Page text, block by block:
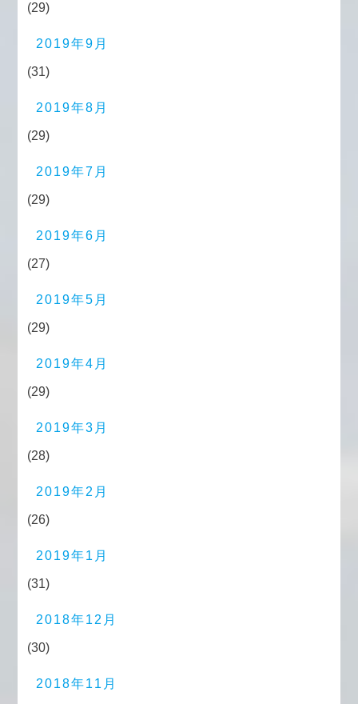
(29)
2019年9月
(31)
2019年8月
(29)
2019年7月
(29)
2019年6月
(27)
2019年5月
(29)
2019年4月
(29)
2019年3月
(28)
2019年2月
(26)
2019年1月
(31)
2018年12月
(30)
2018年11月